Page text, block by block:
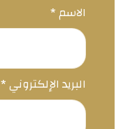
الاسم*
البريد الإلكتروني*